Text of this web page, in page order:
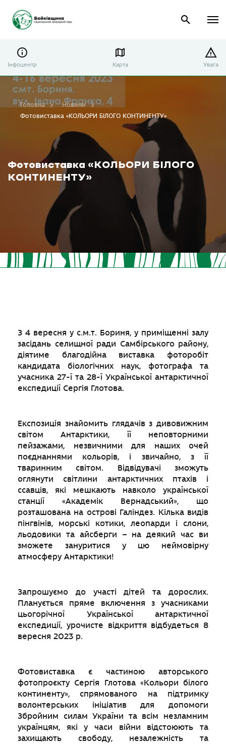
Інфоцентр Карта Увага
Фотовиставка «КОЛЬОРИ БІЛОГО
КОНТИНЕНТУ»
Головна
Новини
Фотовиставка «КОЛЬОРИ БІЛОГО КОНТИНЕНТУ»
З 4 вересня у с.м.т. Бориня, у приміщенні залу
засідань селищної ради Самбірського району,
діятиме благодійна виставка фоторобіт
кандидата біологічних наук, фотографа та
учасника 27-ї та 28-ї Української антарктичної
експедиції Сергія Глотова.
Експозиція знайомить глядачів з дивовижним
світом Антарктики, її неповторними
пейзажами, незвичними для наших очей
поєднаннями кольорів, і звичайно, з її
тваринним світом. Відвідувачі зможуть
оглянути світлини антарктичних птахів і
ссавців, які мешкають навколо української
станції «Академік Вернадський», що
розташована на острові Галіндез. Кілька видів
пінгвінів, морські котики, леопарди і слони,
льодовики та айсберги – на деякий час ви
зможете зануритися у цю неймовірну
атмосферу Антарктики!
Запрошуємо до участі дітей та дорослих.
Планується пряме включення з учасниками
цьогорічної Української антарктичної
експедиції, урочисте відкриття відбудеться 8
вересня 2023 р.
Фотовиставка є частиною авторського
фотопроєкту Сергія Глотова «Кольори білого
континенту», спрямованого на підтримку
волонтерських ініціатив для допомоги
Збройним силам України та всім незламним
українцям, які у часи війни відстоюють та
захищають свободу, незалежність та